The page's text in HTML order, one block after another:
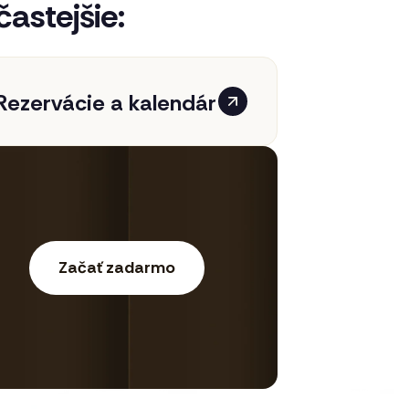
a kalendár
Začať zadarmo